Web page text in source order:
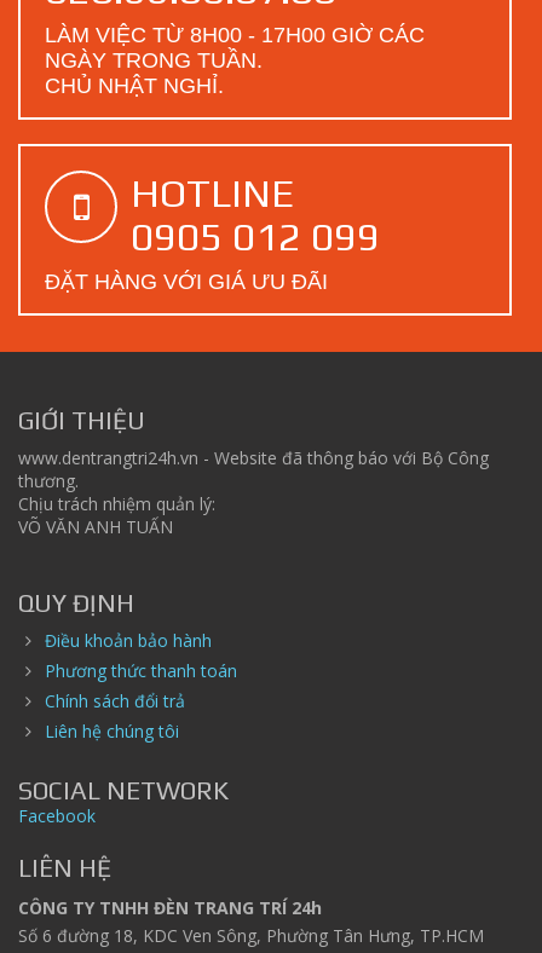
LÀM VIỆC TỪ 8H00 - 17H00 GIỜ CÁC
NGÀY TRONG TUẦN.
CHỦ NHẬT NGHỈ.
HOTLINE
0905 012 099
ĐẶT HÀNG VỚI GIÁ ƯU ĐÃI
GIỚI THIỆU
www.dentrangtri24h.vn - Website đã thông báo với Bộ Công
thương.
Chịu trách nhiệm quản lý:
VÕ VĂN ANH TUẤN
QUY ĐỊNH
Điều khoản bảo hành
Phương thức thanh toán
Chính sách đổi trả
Liên hệ chúng tôi
SOCIAL NETWORK
Facebook
LIÊN HỆ
CÔNG TY TNHH ĐÈN TRANG TRÍ 24h
Số 6 đường 18, KDC Ven Sông, Phường Tân Hưng, TP.HCM